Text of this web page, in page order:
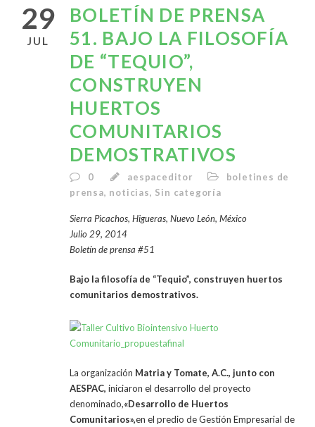
29
JUL
BOLETÍN DE PRENSA
51. BAJO LA FILOSOFÍA
DE “TEQUIO”,
CONSTRUYEN
HUERTOS
COMUNITARIOS
DEMOSTRATIVOS
0 aespaceditor
boletines de
prensa, noticias, Sin categoría
Sierra Picachos, Higueras, Nuevo León, México
Julio 29, 2014
Boletí­n de prensa #51
Bajo la filosofía de “Tequio”, construyen huertos
comunitarios demostrativos.
La organización Matria y Tomate, A.C., junto con
AESPAC, iniciaron el desarrollo del proyecto
denominado,«Desarrollo de Huertos
Comunitarios»,en el predio de Gestión Empresarial de